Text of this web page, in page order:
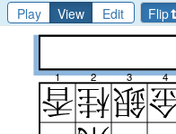
Play View Edit Flip
1 2 3 4